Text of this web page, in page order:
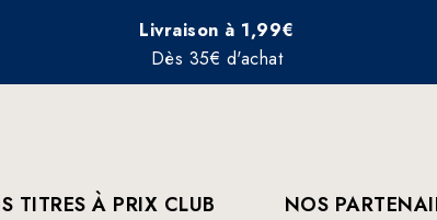
Livraison à 1,99€
Dès 35€ d'achat
TITRES À PRIX CLUB NOS